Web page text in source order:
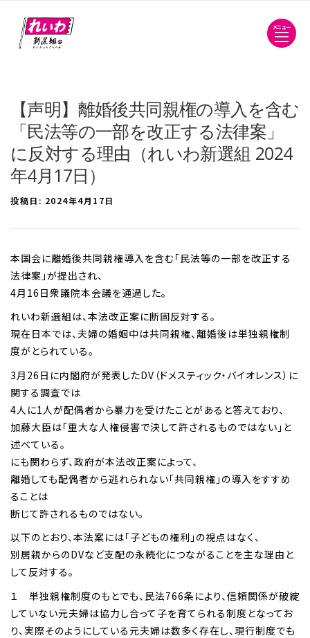
メニュー
【声明】離婚後共同親権の導入を含む
「民法等の一部を改正する法律案」
に反対する理由（れいわ新選組 2024
年4月17日）
投稿日: 2024年4月17日
本国会に離婚後共同親権導入を含む「民法等の一部を改正する
法律案」が提出され、
4月16日衆議院本会議を通過した。
れいわ新選組は、本法改正案に断固反対する。
現在日本では、夫婦の婚姻中は共同親権、離婚後は単独親権制
度がとられている。
3月26日に内閣府が発表したDV（ドメスティック・バイオレンス）に
関する調査では
4人に1人が配偶者から暴力を受けたことがあると答えており、
加藤大臣は「重大な人権侵害で決して許されるものではない」と
述べている。
にも関わらず、政府が本法改正案によって、
離婚しても配偶者から逃れられない「共同親権」の導入をすすめ
ることは
断じて許されるものではない。
以下のとおり、本法案には「子どもの権利」の視点はなく、
別居親からのDVなど支配の永続化につながることを主な理由と
して反対する。
１ 単独親権制度のもとでも、民法766条により、信頼関係が破綻
していない元夫婦は協力し合って子を育てられる制度となってお
り、実際そのようにしている元夫婦は数多く存在し、現行制度でも